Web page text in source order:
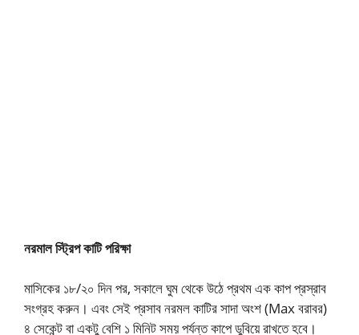
নরমাল স্ট্রিপ কাটি পরিক্ষা
মাসিকের ১৮/২০ দিন পর, সকালে ঘুম থেকে উঠে প্রথম এক কাপ প্রস্রাব
সংগ্রহ করুন। এবং সেই প্রসাব নরমল কাটির সাদা অংশ (Max বরাবর)
৪ সেকেন্ট বা একটু বেশি ১ মিনিট সময় পর্যন্ত কাপে ডুবিয়ে রাখতে হবে।